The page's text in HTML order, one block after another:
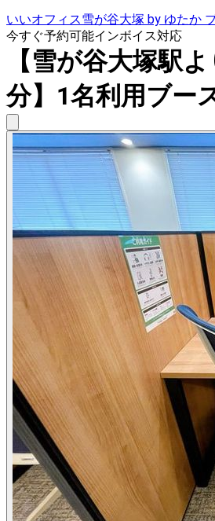
いいオフィス雪が谷大塚 by ゆたか
今すぐ予約可能インボイス対応
【雪が谷大塚駅
分】1名利用ブー